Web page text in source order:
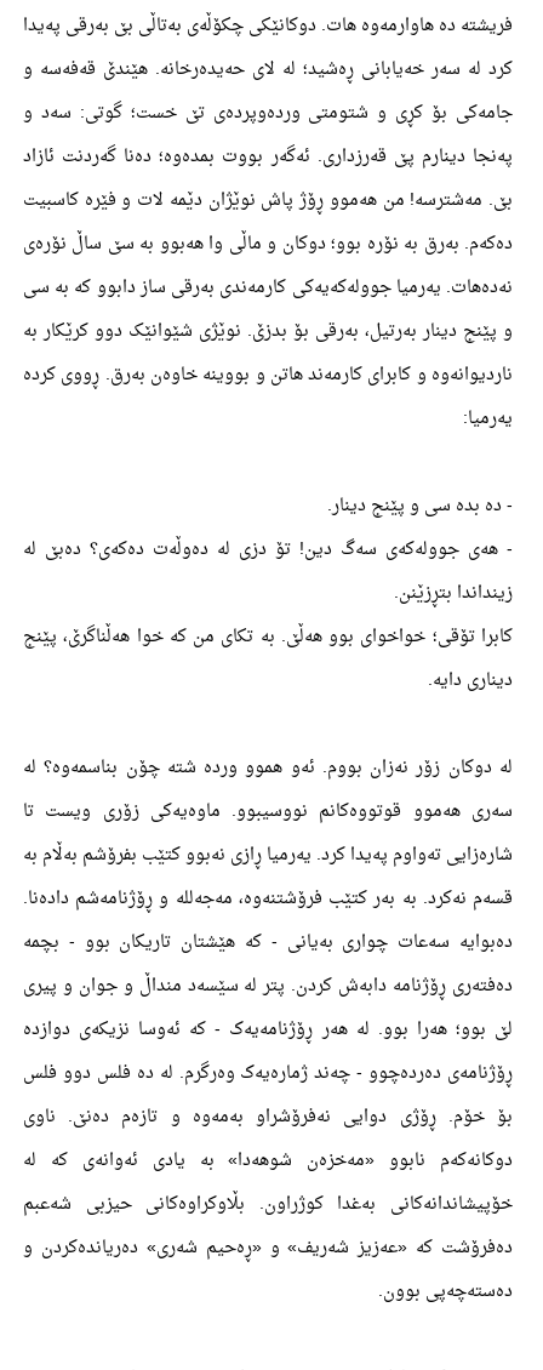
فریشتە دە هاوارمەوە هات. دوکانێکی چکۆڵەی بەتاڵی بێ بەرقی پەیدا
کرد لە سەر خەیابانی ڕەشید؛ لە لای حەیدەرخانە. هێندێ قەفەسە و
جامەکی بۆ کڕی و شتومتی وردەوپردەی تێ خست؛ گوتی: سەد و
پەنجا دینارم پێ قەرزداری. ئەگەر بووت بمدەوە؛ دەنا گەردنت ئازاد
بێ. مەشترسە! من هەموو ڕۆژ پاش نوێژان دێمە لات و فێرە کاسبیت
دەکەم. بەرق بە نۆرە بوو؛ دوکان و ماڵی وا هەبوو بە سێ ساڵ نۆرەی
نەدەهات. یەرمیا جوولەکەیەکی کارمەندی بەرقی ساز دابوو کە بە سی
و پێنج دینار بەرتیل، بەرقی بۆ بدزێ. نوێژی شێوانێک دوو کرێکار بە
ناردیوانەوە و کابرای کارمەند هاتن و بووینە خاوەن بەرق. ڕووی کردە
یەرمیا:
- دە بدە سی و پێنج دینار.
- هەی جوولەکەی سەگ دین! تۆ دزی لە دەوڵەت دەکەی؟ دەبێ لە
زینداندا بتڕزێنن.
کابرا تۆقی؛ خواخوای بوو هەڵێ. بە تکای من کە خوا هەڵناگرێ، پێنج
دیناری دایە.
لە دوکان زۆر نەزان بووم. ئەو هموو وردە شتە چۆن بناسمەوە؟ لە
سەری هەموو قوتووەکانم نووسیبوو. ماوەیەکی زۆری ویست تا
شارەزایی تەواوم پەیدا کرد. یەرمیا ڕازی نەبوو کتێب بفرۆشم بەڵام بە
قسەم نەکرد. بە بەر کتێب فرۆشتنەوە، مەجەللە و ڕۆژنامەشم دادەنا.
دەبوایە سەعات چواری بەیانی - کە هێشتان تاریکان بوو - بچمە
دەفتەری ڕۆژنامە دابەش کردن. پتر لە سێسەد منداڵ و جوان و پیری
لێ بوو؛ هەرا بوو. لە هەر ڕۆژنامەیەک - کە ئەوسا نزیکەی دوازدە
ڕۆژنامەی دەردەچوو - چەند ژمارەیەک وەرگرم. لە دە فلس دوو فلس
بۆ خۆم. ڕۆژی دوایی نەفرۆشراو بەمەوە و تازەم دەنێ. ناوی
دوکانەکەم نابوو «مەخزەن شوهەدا» بە یادی ئەوانەی کە لە
خۆپیشاندانەکانی بەغدا کوژراون. بڵاوکراوەکانی حیزبی شەعبم
دەفرۆشت کە «عەزیز شەریف» و «ڕەحیم شەری» دەریاندەکردن و
دەستەچەپی بوون.